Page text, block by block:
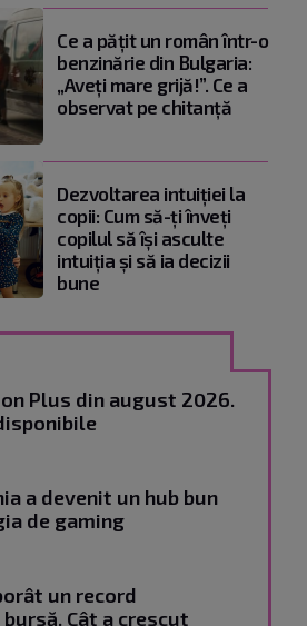
Ce a pățit un român într-o
benzinărie din Bulgaria:
„Aveți mare grijă!”. Ce a
observat pe chitanță
Dezvoltarea intuiției la
copii: Cum să-ți înveți
copilul să își asculte
intuiția și să ia decizii
bune
Plus din august 2026.
a devenit un hub bun
de gaming
un record
Cât a crescut